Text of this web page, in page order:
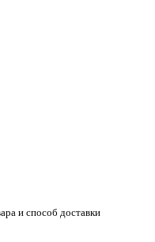
и способ доставки